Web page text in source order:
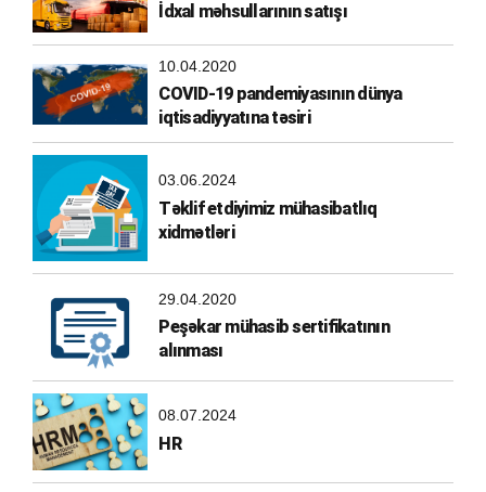
İdxal məhsullarının satışı
10.04.2020
COVID-19 pandemiyasının dünya
iqtisadiyyatına təsiri
03.06.2024
Təklif etdiyimiz mühasibatlıq
xidmətləri
29.04.2020
Peşəkar mühasib sertifikatının
alınması
08.07.2024
HR